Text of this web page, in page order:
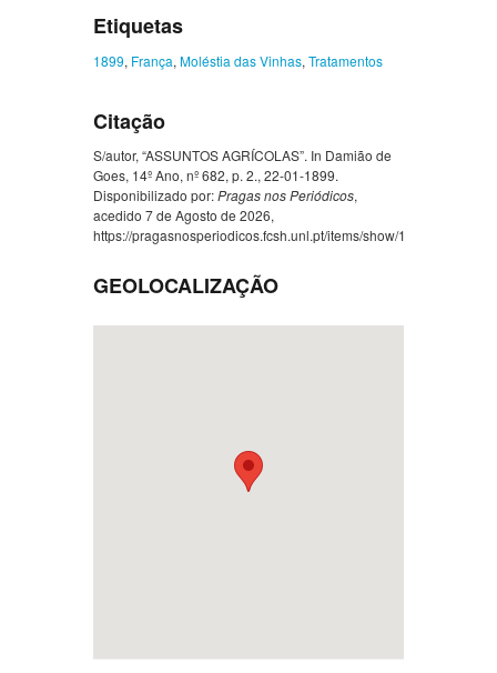
Etiquetas
1899, França, Moléstia das Vinhas, Tratamentos
Citação
S/autor, “ASSUNTOS AGRÍCOLAS”. In Damião de
Goes, 14º Ano, nº 682, p. 2., 22-01-1899.
Disponibilizado por:Pragas nos Periódicos,
acedido 7 de Agosto de 2026,
https://pragasnosperiodicos.fcsh.unl.pt/items/show/1267
GEOLOCALIZAÇÃO